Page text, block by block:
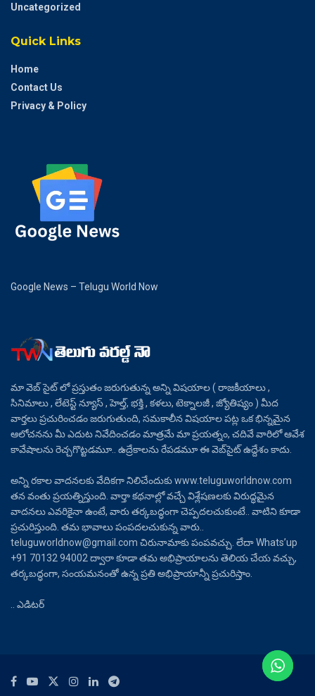
Uncategorized
Quick Links
Home
Contact Us
Privacy & Policy
Google News – Telugu World Now
మా వెబ్ సైట్ లో ప్రస్తుతం జరుగుతున్న అన్ని విషయాల ( రాజకీయాలు ,
సినిమాలు , లేటెస్ట్ న్యూస్ , హెల్త్, భక్తి , కళలు, టెక్నాలజీ , జ్యోతిష్యం ) మీద
వార్తలు ప్రచురించడం జరుగుతుంది, సమకాలీన విషయాల పట్ల ఒక భిన్నమైన
ఆలోచనను మీ ఎదుట నివేదించడం మాత్రమే మా ప్రయత్నం, చదివే వారిలో ఆవేశ
కావేషాలను రెచ్చగొట్టడమూ.. ఉద్రేకాలను రేపడమూ ఈ వెబ్‌సైట్ ఉద్దేశం కాదు.
అన్ని రకాల వాదనలకు వేదికగా నిలిచేందుకు www.teluguworldnow.com
తన వంతు ప్రయత్నిస్తుంది. వార్తా కథనాల్లో వచ్చే విశ్లేషణలకు విరుద్ధమైన
వాదనలు ఎవరికైనా ఉంటే, వారు తర్కబద్ధంగా చెప్పదలచుకుంటే.. వాటిని కూడా
ప్రచురిస్తుంది. తమ భావాలు పంపదలచుకున్న వారు..
teluguworldnow@gmail.com చిరునామాకు పంపవచ్చు. లేదా Whats’up
+91 70132 94002 ద్వారా కూడా తమ అభిప్రాయాలను తెలియ చేయ వచ్చు,
తర్కబద్ధంగా, సంయమనంతో ఉన్న ప్రతి అభిప్రాయాన్నీ ప్రచురిస్తాం.
.. ఎడిటర్